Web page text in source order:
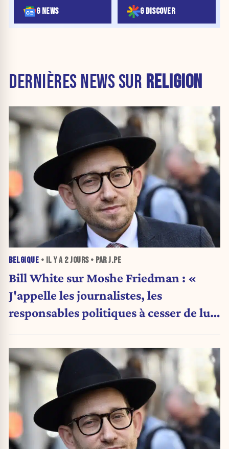
G NEWS G DISCOVER
DERNIÈRES NEWS SUR RELIGION
BELGIQUE • IL Y A 2 JOURS• PAR J.PE
Bill White sur Moshe Friedman : «
J'appelle les journalistes, les
responsables politiques à cesser de lui